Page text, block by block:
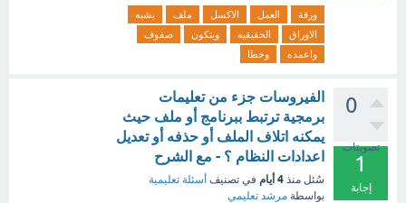
ورقة العمل الاكسل ملف
يشبه
الاوراق
الحقيقيه ويتكون
صفوف
واعمده
وخطا
0
تصويتات
1
إجابة
الفيروسات جزء من تعليمات
برمجية ترتبط ببرنامج أو ملف حيث
يمكنه اتلاف الملف أو حذفه أو تعديل
اعدادات النظام ؟ - مع الشرح
سُئل منذ 4 أيام في تصنيف أسئلة تعليمية
بواسطة مرشد تعليمي